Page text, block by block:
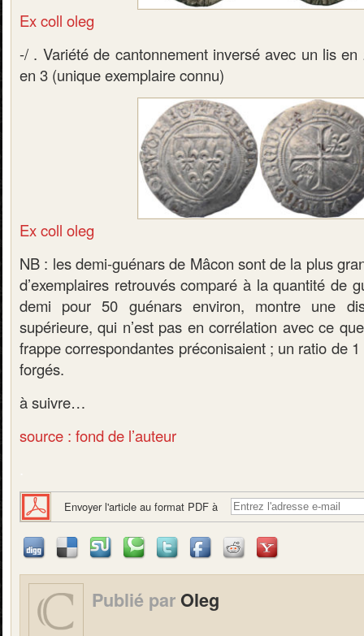
Ex coll oleg
-/ . Variété de cantonnement inversé avec un lis
en 3 (unique exemplaire connu)
Ex coll oleg
NB : les demi-guénars de Mâcon sont de la plus
d’exemplaires retrouvés comparé à la quantité de
demi pour 50 guénars environ, montre une
supérieure, qui n’est pas en corrélation avec ce
frappe correspondantes préconisaient ; un ratio de
forgés.
à suivre…
source : fond de l’auteur
Envoyer l'article au format PDF à
Publié par Oleg